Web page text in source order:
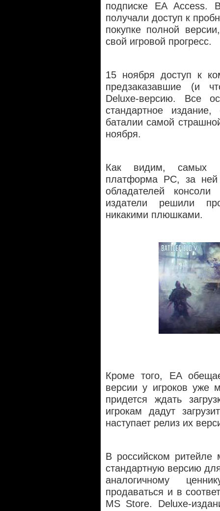
подписке EA Access.
получали доступ к
покупке полной
свой игровой прогресс.
15 ноября доступ к
предзаказавшие (и
Deluxe-версию. Все
стандартное
баталии самой
ноября.
Как видим, самых
платформа PC, за
обладателей
издатели решили
никакими плюшками.
Кроме того, EA
версии у игроков уже
придется ждать
игрокам дадут
наступает релиз их
В российском ритейле
стандартную версию
аналогичному
продаваться и в
MS Store. Deluxe-